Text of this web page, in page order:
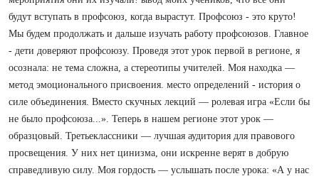
будут вступать в профсоюз, когда вырастут. Профсоюз - это круто!
Мы будем продолжать и дальше изучать работу профсоюзов. Главное
- дети доверяют профсоюзу. Проведя этот урок первой в регионе, я
осознала: не тема сложна, а стереотипы учителей. Моя находка —
метод эмоционального присвоения. место определений - история о
силе объединения. Вместо скучных лекций — ролевая игра «Если бы
не было профсоюза...». Теперь в нашем регионе этот урок —
образцовый. Третьеклассники — лучшая аудитория для правового
просвещения. У них нет цинизма, они искренне верят в добрую
справедливую силу. Моя гордость — услышать после урока: «А у нас